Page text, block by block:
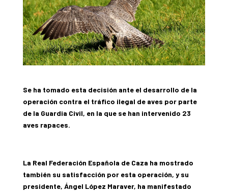
Se ha tomado esta decisión ante el desarrollo de la
operación contra el tráfico ilegal de aves por parte
de la Guardia Civil, en la que se han intervenido 23
aves rapaces.
La Real Federación Española de Caza ha mostrado
también su satisfacción por esta operación, y su
presidente, Ángel López Maraver, ha manifestado